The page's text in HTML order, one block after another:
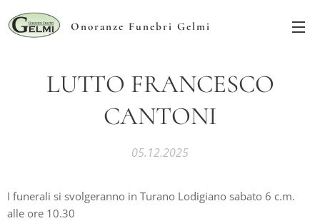
Onoranze Funebri Gelmi
LUTTO FRANCESCO
CANTONI
05.12.2025
I funerali si svolgeranno in Turano Lodigiano sabato 6 c.m.
alle ore 10.30